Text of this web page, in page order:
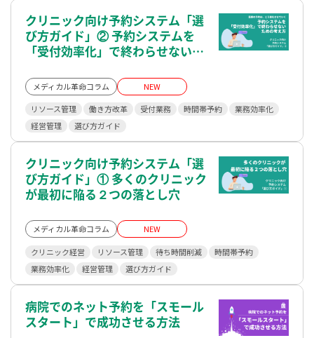
クリニック向け予約システム「選
び方ガイド」② 予約システムを
「受付効率化」で終わらせないた
進化させていくー
メディカル革命コラム NEW
リソース管理 働き方改革 受付業務 時間帯予約
業務効率化
経営管理
選び方ガイド
クリニック向け予約システム「選
び方ガイド」① 多くのクリニック
が最初に陥る２つの落とし穴
メディカル革命コラム NEW
クリニック経営 リソース管理 待ち時間削減
時間帯予約
業務効率化
経営管理 選び方ガイド
病院でのネット予約を「スモール
スタート」で成功させる方法